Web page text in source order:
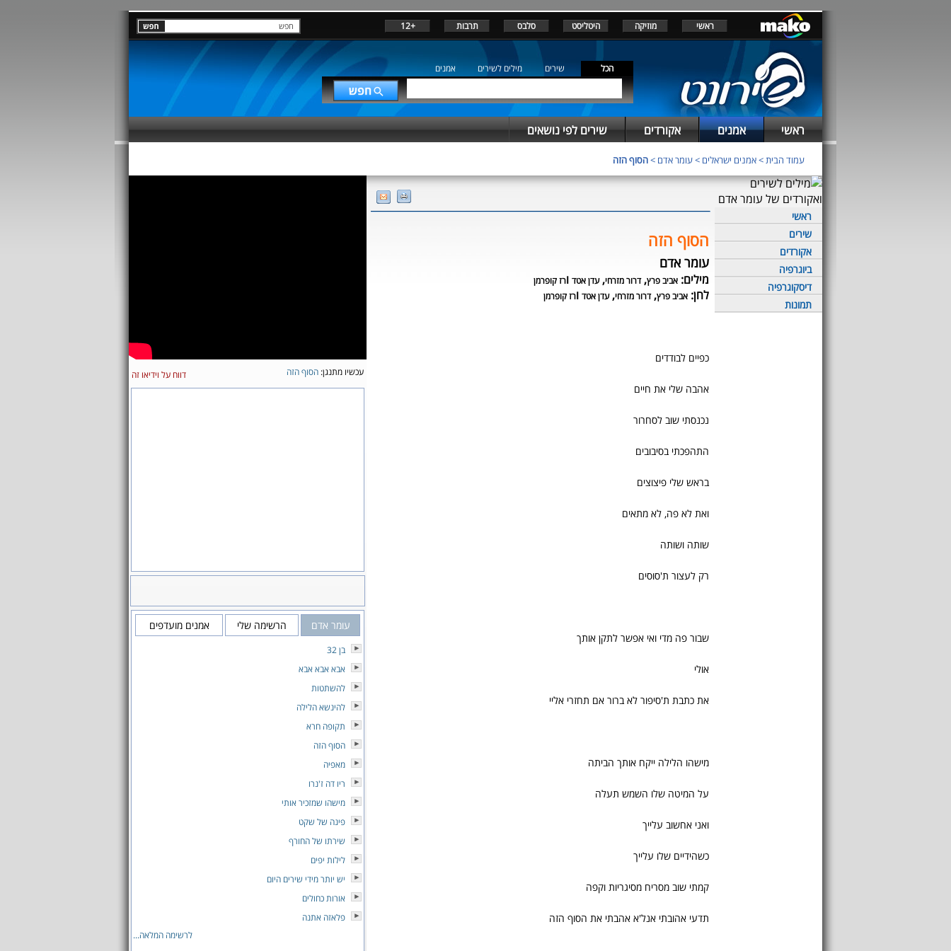
ראשי מוזיקה היטליסט סלבס תרבות +12
הכל שירים מילים לשירים אמנים
ראשי אמנים אקורדים שירים לפי נושאים
עמוד הבית>אמנים ישראלים >עומר אדם >הסוף הזה
ראשי
שירים
אקורדים
ביוגרפיה
דיסקוגרפיה
תמונות
הסוף הזה
עומר אדם
מילים: אביב פרץ,דרור מזרחי,עדן אטד ורז קופרמן
לחן: אביב פרץ,דרור מזרחי,עדן אטד ורז קופרמן
כפיים לבודדים
אהבה שלי את חיים
נכנסתי שוב לסחרור
התהפכתי בסיבובים
בראש שלי פיצוצים
ואת לא פה, לא מתאים
שותה ושותה
רק לעצור ת'סוסים
שבור פה מדי ואי אפשר לתקן אותך
אולי
את כתבת ת'סיפור לא ברור אם תחזרי אליי
מישהו הלילה ייקח אותך הביתה
על המיטה שלו השמש תעלה
ואני אחשוב עלייך
כשהידיים שלו עלייך
קמתי שוב מסריח מסיגריות וקפה
תדעי אהובתי אנל'א אהבתי את הסוף הזה
עכשיו מתנגן: הסוף הזה דווח על וידיאו זה
עומר אדם הרשימה שלי אמנים מועדפים
בן 32
אבא אבא אבא
להשתטות
להינשא הלילה
תקופה חרא
הסוף הזה
מאפיה
ריו דה ז'נרו
מישהו שמזכיר אותי
פינה של שקט
שירתו של החורף
לילות יפים
יש יותר מידי שירים היום
אורות כחולים
פלאזה אתנה
לרשימה המלאה...